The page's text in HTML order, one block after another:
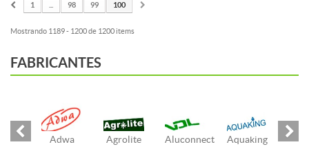
1 ... 98 99 100
Mostrando 1189 - 1200 de 1200 items
FABRICANTES
Adwa Agrolite Aluconnect Aquaking